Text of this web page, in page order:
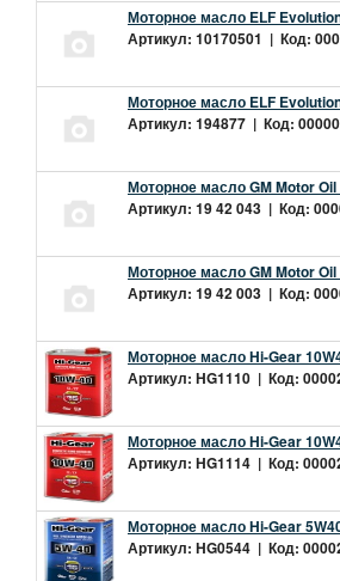
Моторное масло ELF
Артикул: 10170501 | Код:
Моторное масло ELF
Артикул: 194877 | Код:
Моторное масло GM Motor Oil
Артикул: 19 42 043 | Код:
Моторное масло GM Motor
Артикул: 19 42 003 | Код:
Моторное масло Hi-Gear
Артикул: HG1110 | Код:
Моторное масло Hi-Gear
Артикул: HG1114 | Код:
Моторное масло Hi-Gear
Артикул: HG0544 | Код: